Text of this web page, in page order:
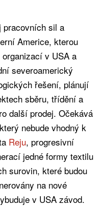
sil a
Americe, kterou
v USA a
severoamerický
řešení, plánují
sběru, třídění a
další prodej. Očekává
nebude vhodný k
Reju, progresivní
jedné formy textilu
surovin, které budou
na nové
v USA závod.